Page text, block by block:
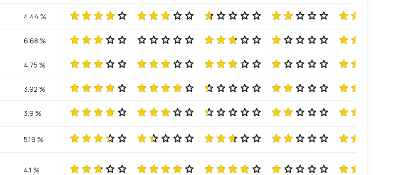
4.44 %
6.68 %
4.75 %
3.92 %
3.9 %
5.19 %
4.1 %